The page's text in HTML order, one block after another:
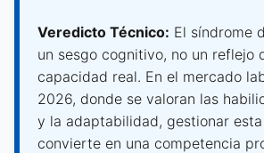
Veredicto Técnico: El síndrome
un sesgo cognitivo, no un reflejo
capacidad real. En el mercado
2026, donde se valoran las
y la adaptabilidad, gestionar
convierte en una competencia